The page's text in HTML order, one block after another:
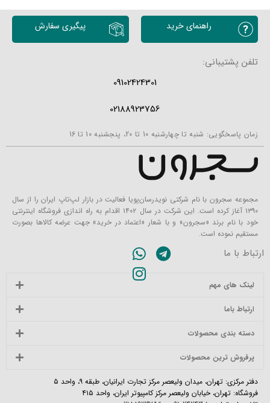
راهنمای خرید پیگیری سفارش
تلفن پشتیبانی:
09102424301
02188923756
زمان پاسخگویی: شنبه تا چهارشنبه 10 تا 20، پنجشنبه 10 تا 16
مجموعه سجرون با نام شرکتی نویدرسان‌پویا فعالیت در بازار لپ‌تاپ ایران را از سال
۱۳۹۰ آغاز کرده است. این شرکت در سال ۱۴۰۲ اقدام به راه اندازی فروشگاه اینترنتی
خود با نام برند «سجرون» و با شعار «اعتماد در خرید» جهت عرضه کالاها بصورت
مستقیم نموده است.
ارتباط با ما
لینک های مهم
ارتباط باما
دسته بندی محصولات
پرفروش ترین محصولات
دفتر مرکزی: تهران، میدان ولیعصر مرکز تجارت ایرانیان، طبقه ۹، واحد ۵
فروشگاه: تهران، خیابان ولیعصر مرکز کامپیوتر ایران، واحد ۴۱۵